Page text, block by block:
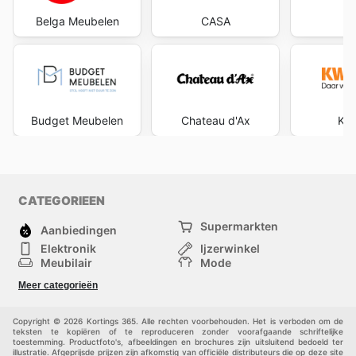
Belga Meubelen
Budget Meubelen
CASA
Chateau d'Ax
CATEGORIEEN
Aanbiedingen
Supermarkten
Elektronik
Ijzerwinkel
Meubilair
Mode
Schoonheid
Meer categorieën
Copyright © 2026 Kortings 365. Alle rechten voorbehouden. Het is verboden om de
teksten te kopiëren of te reproduceren zonder voorafgaande schriftelijke
toestemming. Productfoto's, afbeeldingen en brochures zijn uitsluitend bedoeld ter
illustratie. Afgeprijsde prijzen zijn afkomstig van officiële distributeurs die op deze site